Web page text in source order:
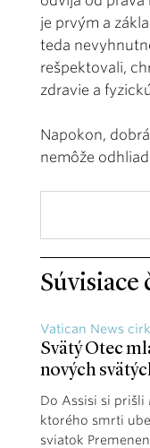
je prvým a
teda
rešpektovali,
zdravie a
Napokon,
nemôže
Súvisiace
Vatican News
Svätý Otec
nových
Do Assisi si prišli
ktorého smrti
sviatok